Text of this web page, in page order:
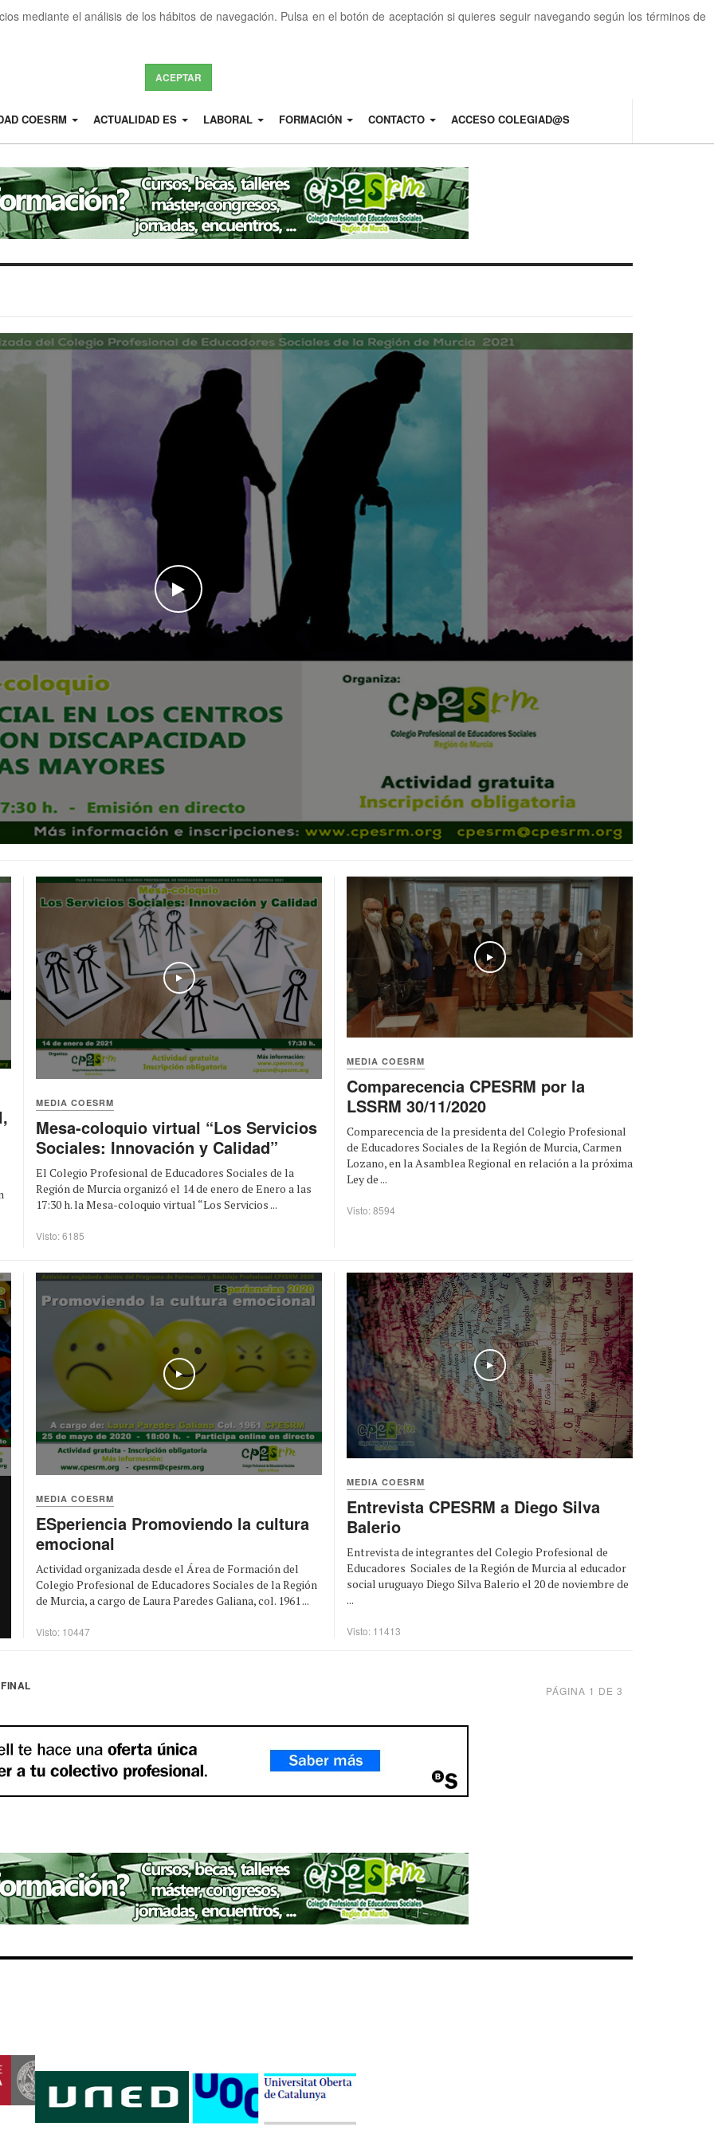
mediante el análisis de los hábitos de navegación. Pulsa en el botón de aceptación si quieres seguir navegando según los términos de
ACEPTAR
COESRM ACTUALIDAD ES LABORAL FORMACIÓN CONTACTO ACCESO COLEGIAD@S
WATCH THE VIDEO
Play
MEDIA COESRM
Mesa-coloquio virtual “Los Servicios
Sociales: Innovación y Calidad”
El Colegio Profesional de Educadores Sociales de la
Región de Murcia organizó el 14 de enero de Enero a las
17:30 h. la Mesa-coloquio virtual “Los Servicios ...
Visto: 6185
Play
MEDIA COESRM
Comparecencia CPESRM por la
LSSRM 30/11/2020
Comparecencia de la presidenta del Colegio Profesional
de Educadores Sociales de la Región de Murcia, Carmen
Lozano, en la Asamblea Regional en relación a la próxima
Ley de ...
Visto: 8594
Play
MEDIA COESRM
ESperiencia Promoviendo la cultura
emocional
Actividad organizada desde el Área de Formación del
Colegio Profesional de Educadores Sociales de la Región
de Murcia, a cargo de Laura Paredes Galiana, col. 1961 ...
Visto: 10447
Play
MEDIA COESRM
Entrevista CPESRM a Diego Silva
Balerio
Entrevista de integrantes del Colegio Profesional de
Educadores Sociales de la Región de Murcia al educador
social uruguayo Diego Silva Balerio el 20 de noviembre de
...
Visto: 11413
PÁGINA 1 DE 3
FINAL